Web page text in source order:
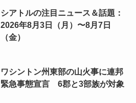
シアトルの注目ニュース＆話題：
2026年8月3日（月）〜8月7日
（金）
ワシントン州東部の山火事に連邦
緊急事態宣言 6郡と3部族が対象